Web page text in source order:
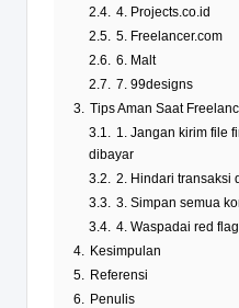
2.4.
4. Projects.co.id
2.5.
5. Freelancer.com
2.6.
6. Malt
2.7.
7. 99designs
3.
Tips Aman Saat
3.1.
1. Jangan kirim file
dibayar
3.2.
2. Hindari transaksi
3.3.
3. Simpan semua
3.4.
4. Waspadai red
4.
Kesimpulan
5.
Referensi
6.
Penulis